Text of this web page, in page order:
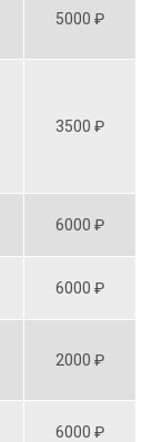
5000 ₽
3500 ₽
6000 ₽
6000 ₽
2000 ₽
6000 ₽